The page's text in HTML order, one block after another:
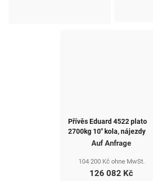
Přívěs Eduard 4522 plato
2700kg 10" kola, nájezdy
Auf Anfrage
104 200 Kč ohne MwSt.
126 082 Kč